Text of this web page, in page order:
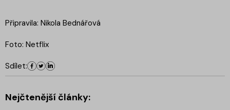
Připravila: Nikola Bednářová
Foto: Netflix
Sdílet:
Nejčtenější články: